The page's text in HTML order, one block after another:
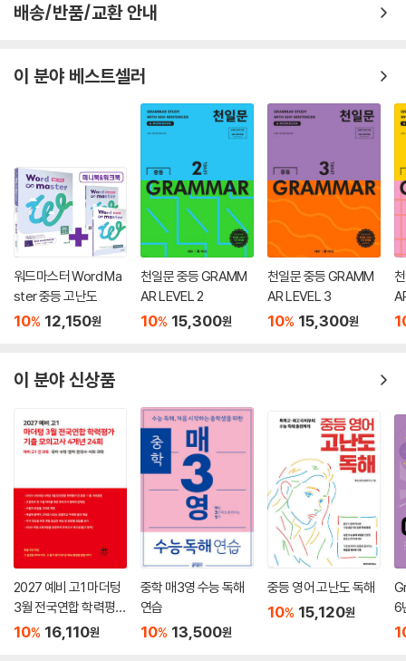
배송/반품/교환 안내
이 분야 베스트셀러
워드마스터 Word Ma
ster 중등 고난도
10% 12,150원
천일문 중등 GRAMM
AR LEVEL 2
10% 15,300원
천일문 중등 GRAMM
AR LEVEL 3
10% 15,300원
이 분야 신상품
2027 예비 고1 마더텅
3월 전국연합 학력평가
기출 모의고사 4개년 2
10% 16,110원
중학 매3영 수능 독해
연습
10% 13,500원
중등 영어 고난도 독해
10% 15,120원
6